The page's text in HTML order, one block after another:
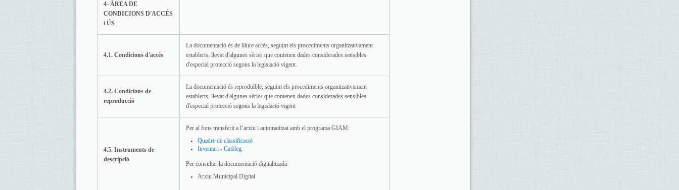
4- ÀREA DE
CONDICIONS D'ACCÉS
i ÚS
4.1. Condicions d'accés
La documentació és de lliure accés, seguint els procediments organitzativament
establerts, llevat d'algunes sèries que contenen dades considerades sensibles
d'especial protecció segons la legislació vigent.
4.2. Condicions de
reproducció
La documentació és reproduïble, seguint els procediments organitzativament
establerts, llevat d'algunes sèries que contenen dades considerades sensibles
d'especial protecció segons la legislació vigent
4.5. Instruments de
descripció
Per al fons transferit a l’arxiu i automatitzat amb el programa GIAM:
Quadre de classificació
Inventari - Catàleg
Per consultar la documentació digitalitzada:
Arxiu Municipal Digital